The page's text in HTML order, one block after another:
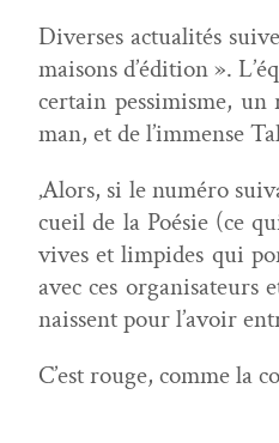
Divers­es actu­al­ités
maisons d’édition ».
cer­tain pes­simisme,
man, et de l’immense
‚Alors, si le numéro
cueil de la Poésie (ce
vives et limpi­des qui
avec ces
nais­sent pour l’avoir
C’est rouge, comme la